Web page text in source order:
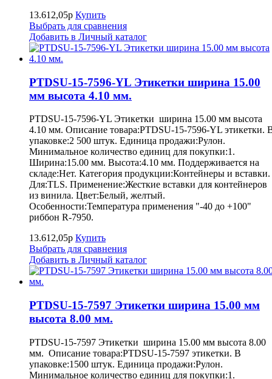
13.612,05р Купить
Выбрать для сравнения
Добавить в Личный каталог
PTDSU-15-7596-YL Этикетки ширина 15.00
мм высота 4.10 мм.
PTDSU-15-7596-YL Этикетки ширина 15.00 мм высота
4.10 мм. Описание товара:PTDSU-15-7596-YL этикетки.
упаковке:2 500 штук. Единица продажи:Рулон.
Минимальное количество единиц для покупки:1.
Ширина:15.00 мм. Высота:4.10 мм. Поддерживается на
складе:Нет. Категория продукции:Контейнеры и вставки.
Для:TLS. Применение:Жесткие вставки для контейнеров
из винила. Цвет:Белый, желтый.
Особенности:Температура применения "-40 до +100"
риббон R-7950.
13.612,05р Купить
Выбрать для сравнения
Добавить в Личный каталог
PTDSU-15-7597 Этикетки ширина 15.00 мм
высота 8.00 мм.
PTDSU-15-7597 Этикетки ширина 15.00 мм высота 8.00
мм. Описание товара:PTDSU-15-7597 этикетки. В
упаковке:1500 штук. Единица продажи:Рулон.
Минимальное количество единиц для покупки:1.